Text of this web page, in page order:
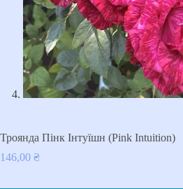
Троянда Пінк Інтуїшн (Pink Intuition)
146,00 ₴